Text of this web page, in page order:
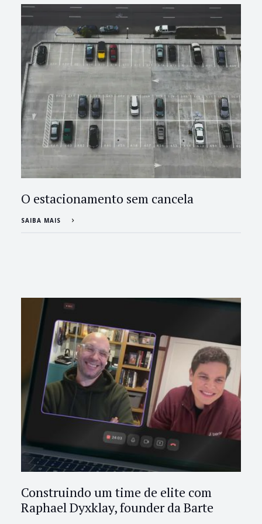
O estacionamento sem cancela
SAIBA MAIS
Construindo um time de elite com
Raphael Dyxklay, founder da Barte